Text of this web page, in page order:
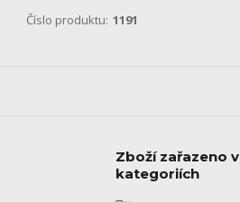
Číslo produktu: 1191
Zboží zařazeno v
kategoriích